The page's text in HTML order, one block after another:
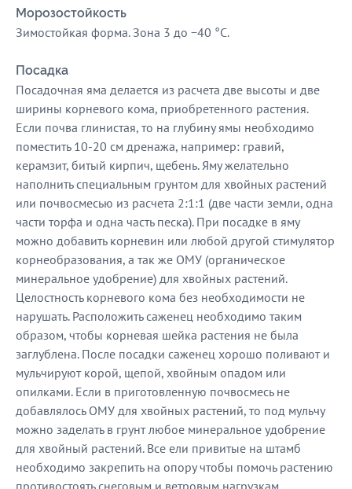
Морозостойкость
Зимостойкая форма. Зона 3 до −40 °C.
Посадка
Посадочная яма делается из расчета две высоты и две
ширины корневого кома, приобретенного растения.
Если почва глинистая, то на глубину ямы необходимо
поместить 10-20 см дренажа, например: гравий,
керамзит, битый кирпич, щебень. Яму желательно
наполнить специальным грунтом для хвойных растений
или почвосмесью из расчета 2:1:1 (две части земли, одна
части торфа и одна часть песка). При посадке в яму
можно добавить корневин или любой другой стимулятор
корнеобразования, а так же ОМУ (органическое
минеральное удобрение) для хвойных растений.
Целостность корневого кома без необходимости не
нарушать. Расположить саженец необходимо таким
образом, чтобы корневая шейка растения не была
заглублена. После посадки саженец хорошо поливают и
мульчируют корой, щепой, хвойным опадом или
опилками. Если в приготовленную почвосмесь не
добавлялось ОМУ для хвойных растений, то под мульчу
можно заделать в грунт любое минеральное удобрение
для хвойный растений. Все ели привитые на штамб
необходимо закрепить на опору чтобы помочь растению